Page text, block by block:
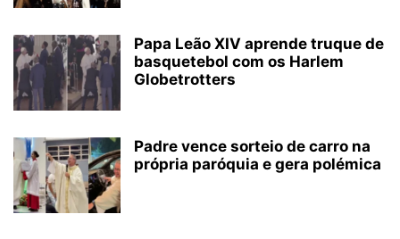
Papa Leão XIV aprende truque de
basquetebol com os Harlem
Globetrotters
Padre vence sorteio de carro na
própria paróquia e gera polémica